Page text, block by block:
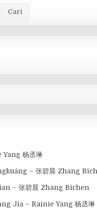
Cari
杨丞琳
– 张碧晨 Zhang
– 张碧晨 Zhang Bichen
Jia – Rainie Yang 杨丞琳